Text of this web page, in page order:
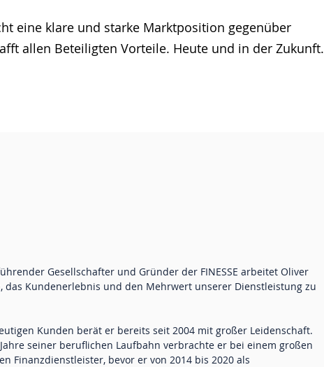
eine klare und starke Marktposition gegenüber
allen Beteiligten Vorteile. Heute und in der Zukunft.
Gesellschafter und Gründer der FINESSE arbeitet Oliver
das Kundenerlebnis und den Mehrwert unserer Dienstleistung zu
Kunden berät er bereits seit 2004 mit großer Leidenschaft.
seiner beruflichen Laufbahn verbrachte er bei einem großen
Finanzdienstleister, bevor er von 2014 bis 2020 als